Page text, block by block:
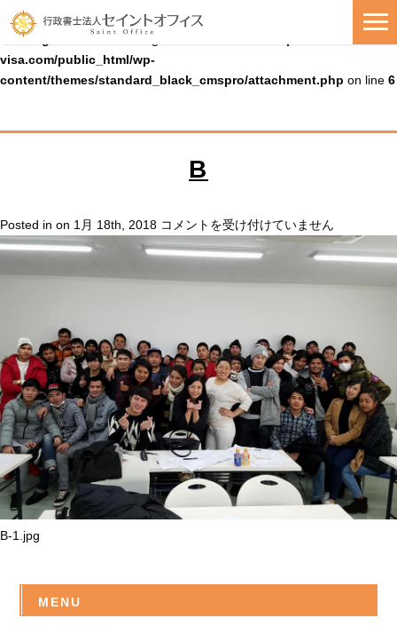
Warning : Uninitialized string offset 0 in
visa.com/public_html/wp-
content/themes/standard_black_cmspro/attachment.php on line 6
B
Posted in on 1月 18th, 2018 B
は
コメントを受け付けていません
B-1.jpg
MENU